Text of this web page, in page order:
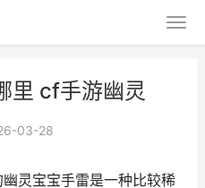
里 cf手游幽灵
03-28
灵宝宝手雷是一种比较稀